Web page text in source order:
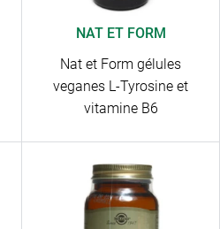
NAT ET FORM
Nat et Form gélules
veganes L-Tyrosine et
vitamine B6